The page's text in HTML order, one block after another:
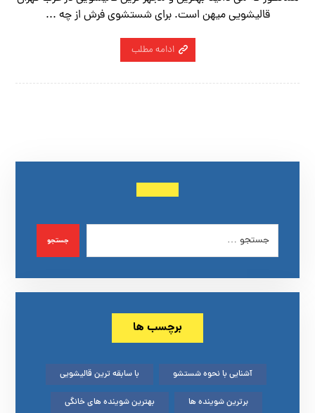
قالیشویی میهن است. برای شستشوی فرش از چه ...
ادامه مطلب
جستجو
برچسب ها
آشنایی با نحوه شستشو با سابقه ترین قالیشویی
برترین شوینده ها بهترین شوینده های خانگی